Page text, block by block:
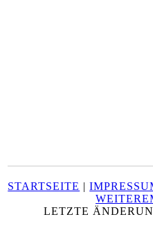
STARTSEITE |
LETZTE